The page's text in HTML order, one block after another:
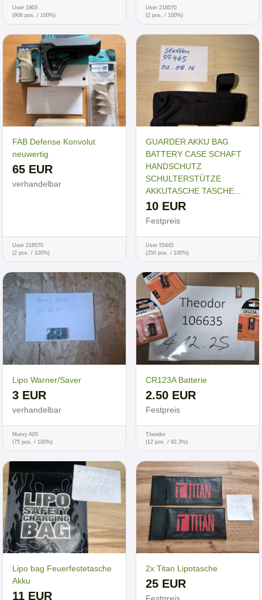
User 1903
(906 pos. / 100%)
User 218570
(2 pos. / 100%)
FAB Defense Konvolut
neuwertig
65 EUR
verhandelbar
User 218570
(2 pos. / 100%)
GUARDER AKKU BAG
BATTERY CASE SCHAFT
HANDSCHUTZ
SCHULTERSTÜTZE
AKKUTASCHE TASCHE...
10 EUR
Festpreis
User 55445
(250 pos. / 100%)
Lipo Warner/Saver
3 EUR
verhandelbar
Murvy A05
(75 pos. / 100%)
CR123A Batterie
2.50 EUR
Festpreis
Theodor
(12 pos. / 92.3%)
Lipo bag Feuerfestetasche
Akku
11 EUR
2x Titan Lipotasche
25 EUR